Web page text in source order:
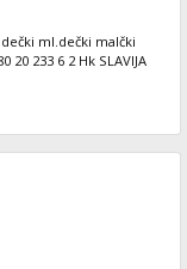
ml.dečki malčki
20 233 6 2 Hk SLAVIJA